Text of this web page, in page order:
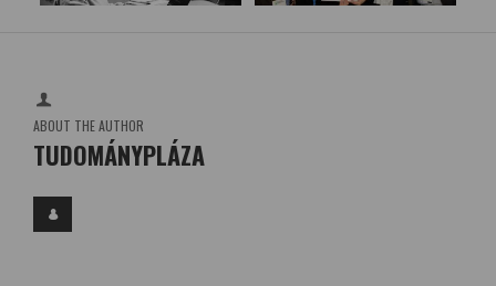
ABOUT THE AUTHOR
TUDOMÁNYPLÁZA